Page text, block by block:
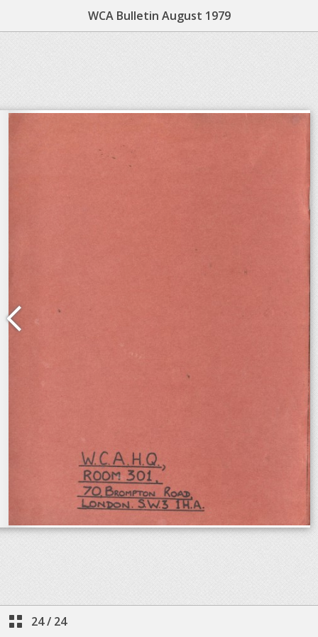
WCA Bulletin August 1979
24/ 24